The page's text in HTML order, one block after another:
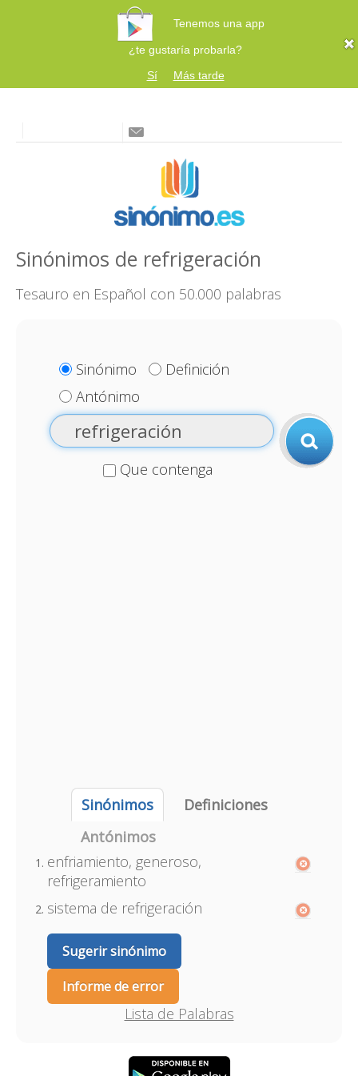
Tenemos una app
¿te gustaría probarla?
Sí
Más tarde
Sinónimos de refrigeración
Tesauro en Español con 50.000 palabras
Sinónimo
Definición
Antónimo
Que contenga
Sinónimos
Definiciones
Antónimos
enfriamiento, generoso,
refrigeramiento
sistema de refrigeración
Sugerir sinónimo
Informe de error
Lista de Palabras